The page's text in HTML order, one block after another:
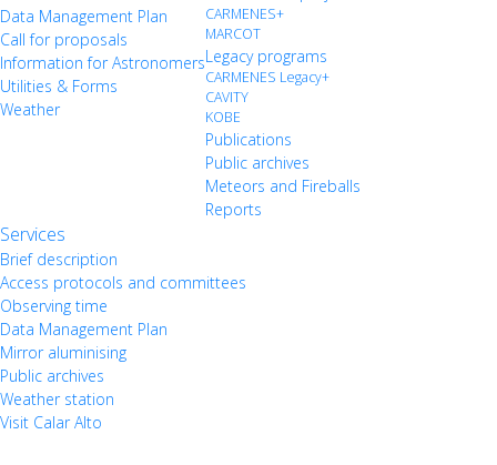
Data Management Plan
Call for proposals
Information for Astronomers
Utilities & Forms
Weather
CARMENES+
MARCOT
Legacy programs
CARMENES Legacy+
CAVITY
KOBE
Publications
Public archives
Meteors and Fireballs
Reports
Services
Brief description
Access protocols and committees
Observing time
Data Management Plan
Mirror aluminising
Public archives
Weather station
Visit Calar Alto